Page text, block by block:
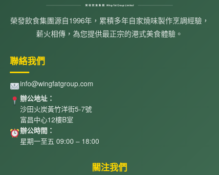
榮發飲食集團源自1996年，累積多年自家燒味製作烹調經驗，
薪火相傳，為您提供最正宗的港式美食體驗。
聯絡我們
info@wingfatgroup.com
辦公地址：
沙田火炭黃竹洋街5-7號
富昌中心12樓B室
辦公時間：
星期一至五 09:00 – 18:00
關注我們